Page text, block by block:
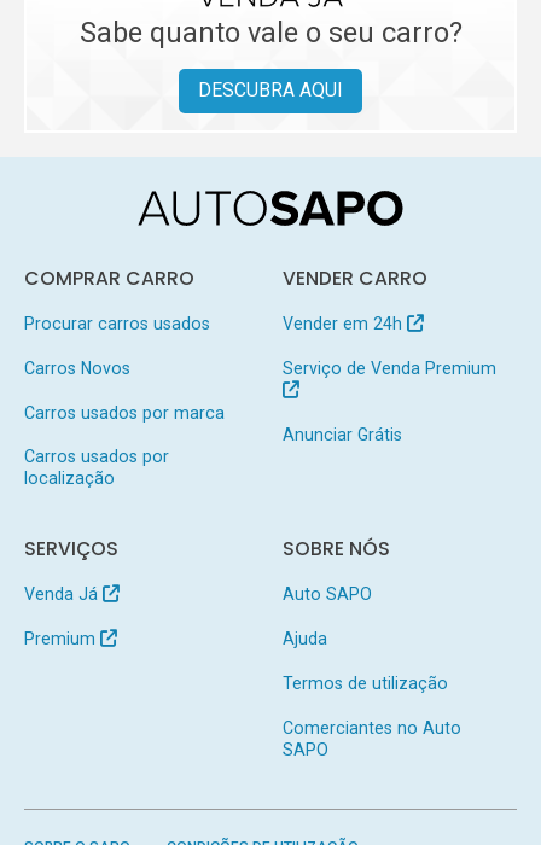
Sabe quanto vale o seu carro?
DESCUBRA AQUI
COMPRAR CARRO
Procurar carros usados
Carros Novos
Carros usados por marca
Carros usados por
localização
VENDER CARRO
Vender em 24h
Serviço de Venda Premium
Anunciar Grátis
SERVIÇOS
Venda Já
Premium
SOBRE NÓS
Auto SAPO
Ajuda
Termos de utilização
Comerciantes no Auto
SAPO